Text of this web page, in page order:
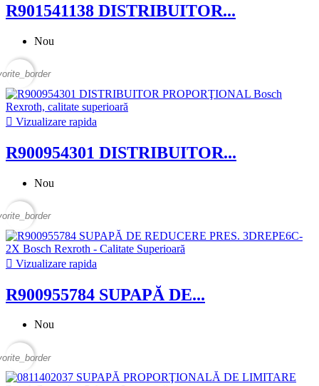
R901541138 DISTRIBUITOR...
Nou
 Vizualizare rapida
R900954301 DISTRIBUITOR...
Nou
 Vizualizare rapida
R900955784 SUPAPĂ DE...
Nou